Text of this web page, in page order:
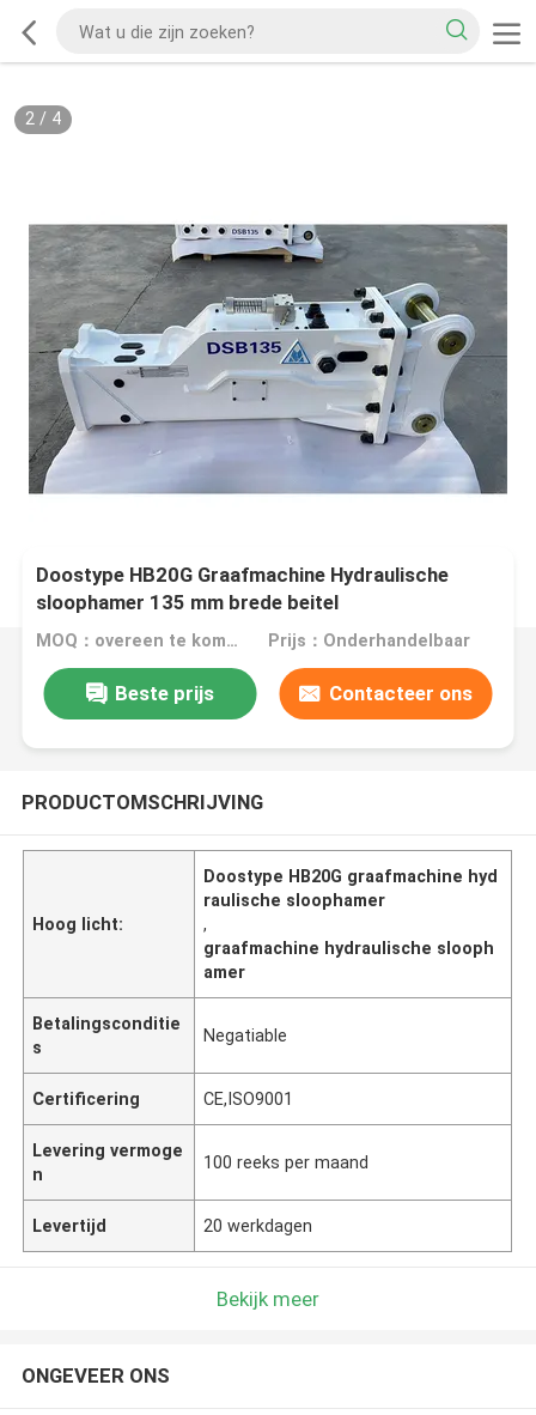
2/ 4
Doostype HB20G Graafmachine Hydraulische
sloophamer 135 mm brede beitel
RotshamerbevestigingMOQ：overeen te komen Prijs：Onderhandelbaar
Beste prijs Contacteer ons
PRODUCTOMSCHRIJVING
Hoog licht:
Doostype HB20G graafmachine hyd
raulische sloophamer
,
graafmachine hydraulische slooph
amer
Betalingsconditie
s
Negatiable
Certificering CE,ISO9001
Levering vermoge
n
100 reeks per maand
Levertijd 20 werkdagen
Bekijk meer
ONGEVEER ONS